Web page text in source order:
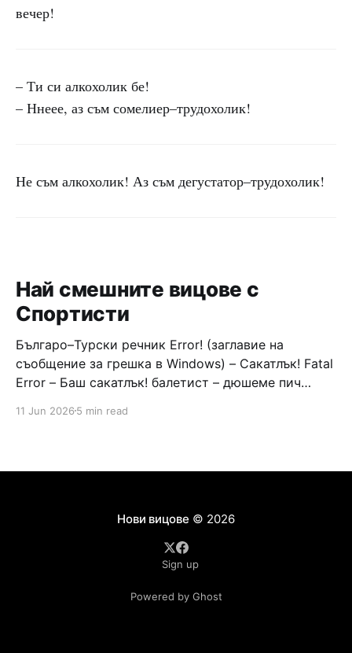
вечер!
– Ти си алкохолик бе!
– Ннеее, аз съм сомелиер–трудохолик!
Не съм алкохолик! Аз съм дегустатор–трудохолик!
Най смешните вицове с
Спортисти
Българо–Турски речник Error! (заглавие на
съобщение за грешка в Windows) – Сакатлък! Fatal
Error – Баш сакатлък! балетист – дюшеме пич
Война и мир – Патаклама и рахатлък Cancel –
дявола – дур базик шаркан бабана сакатлък Двама
11 Jun 2026 5 min read
Нови вицове © 2026
Sign up
Powered by Ghost